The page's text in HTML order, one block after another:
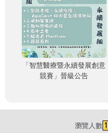
「智慧醫療暨永續發展創意
競賽」晉級公告
瀏覽人數